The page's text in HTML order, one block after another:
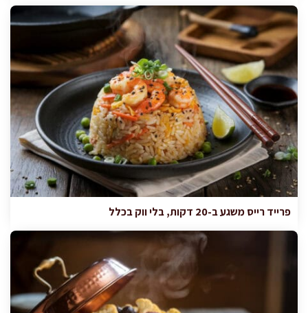
פרייד רייס משגע ב-20 דקות, בלי ווק בכלל